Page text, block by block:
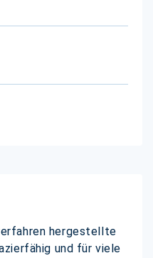
hergestellte
und für viele